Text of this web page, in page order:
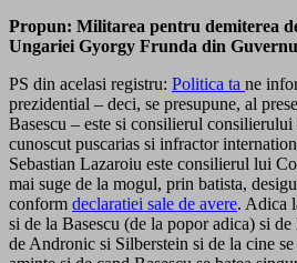
Propun: Militarea pentru demiterea
Ungariei Gyorgy Frunda din
PS din acelasi registru: Politica ta ne
prezidential – deci, se presupune, al
Basescu – este si consilierul
cunoscut puscarias si infractor
Sebastian Lazaroiu este consilierul lui
mai suge de la mogul, prin batista,
conform declaratiei sale de avere. Adica
si de la Basescu (de la popor adica) si
de Andronic si Silberstein si de la cine